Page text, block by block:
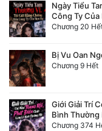
Ngày Tiểu
Công Ty Của
Chương 20
Bị Vu Oan
Chương 9 Hết
Giới Giải Trí
Bình Thường
Chương 374